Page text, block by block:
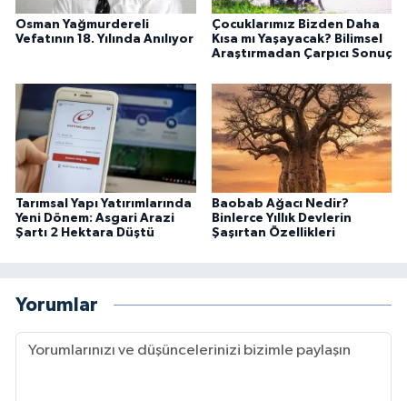
Osman Yağmurdereli
Vefatının 18. Yılında Anılıyor
Çocuklarımız Bizden Daha
Kısa mı Yaşayacak? Bilimsel
Araştırmadan Çarpıcı Sonuç
Tarımsal Yapı Yatırımlarında
Yeni Dönem: Asgari Arazi
Şartı 2 Hektara Düştü
Baobab Ağacı Nedir?
Binlerce Yıllık Devlerin
Şaşırtan Özellikleri
Yorumlar